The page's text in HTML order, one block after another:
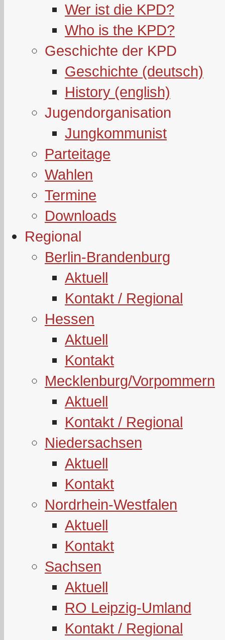
Wer ist die KPD?
Who is the KPD?
Geschichte der KPD
Geschichte (deutsch)
History (english)
Jugendorganisation
Jungkommunist
Parteitage
Wahlen
Termine
Downloads
Regional
Berlin-Brandenburg
Aktuell
Kontakt / Regional
Hessen
Aktuell
Kontakt
Mecklenburg/Vorpommern
Aktuell
Kontakt / Regional
Niedersachsen
Aktuell
Kontakt
Nordrhein-Westfalen
Aktuell
Kontakt
Sachsen
Aktuell
RO Leipzig-Umland
Kontakt / Regional